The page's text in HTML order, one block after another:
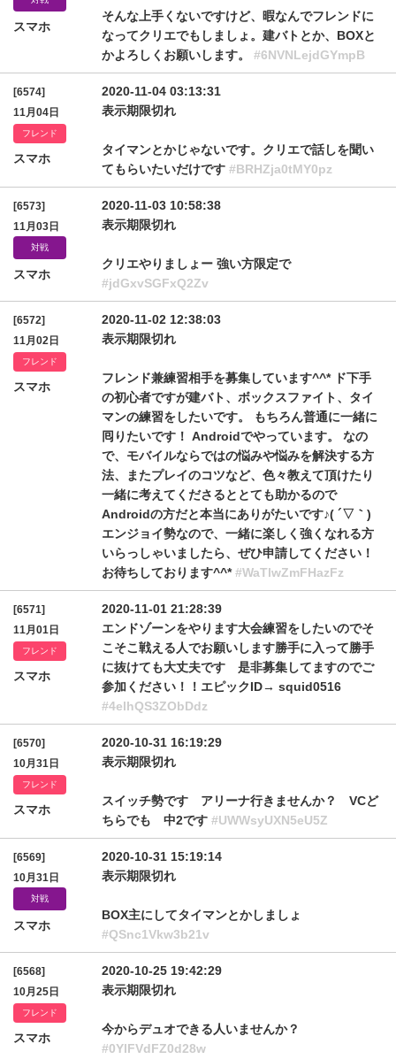
スマホ
そんな上手くないですけど、暇なんでフレンドに
なってクリエでもしましょ。建バトとか、BOXと
かよろしくお願いします。 #6NVNLejdGYmpB
[6574]
11月04日
フレンド
スマホ
2020-11-04 03:13:31
表示期限切れ
タイマンとかじゃないです。クリエで話しを聞い
てもらいたいだけです #BRHZja0tMY0pz
[6573]
11月03日
対戦
スマホ
2020-11-03 10:58:38
表示期限切れ
クリエやりましょー 強い方限定で
#jdGxvSGFxQ2Zv
[6572]
11月02日
フレンド
スマホ
2020-11-02 12:38:03
表示期限切れ
フレンド兼練習相手を募集しています^^* ド下手
の初心者ですが建バト、ボックスファイト、タイ
マンの練習をしたいです。 もちろん普通に一緒に
囘りたいです！ Androidでやっています。 なの
で、モバイルならではの悩みや悩みを解決する方
法、またプレイのコツなど、色々教えて頂けたり
一緒に考えてくださるととても助かるので
Androidの方だと本当にありがたいです♪( ´▽｀)
エンジョイ勢なので、一緒に楽しく強くなれる方
いらっしゃいましたら、ぜひ申請してください！
お待ちしております^^*#WaTlwZmFHazFz
[6571]
11月01日
フレンド
スマホ
2020-11-01 21:28:39
エンドゾーンをやります大会練習をしたいのでそ
こそこ戦える人でお願いします勝手に入って勝手
に抜けても大丈夫です 是非募集してますのでご
参加ください！！エピックID→ squid0516
#4elhQS3ZObDdz
[6570]
10月31日
フレンド
スマホ
2020-10-31 16:19:29
表示期限切れ
スイッチ勢です アリーナ行きませんか？ VCど
ちらでも 中2です #UWWsyUXN5eU5Z
[6569]
10月31日
対戦
スマホ
2020-10-31 15:19:14
表示期限切れ
BOX主にしてタイマンとかしましょ
#QSnc1Vkw3b21v
[6568]
10月25日
フレンド
スマホ
2020-10-25 19:42:29
表示期限切れ
今からデュオできる人いませんか？
#0YlFVdFZ0d28w